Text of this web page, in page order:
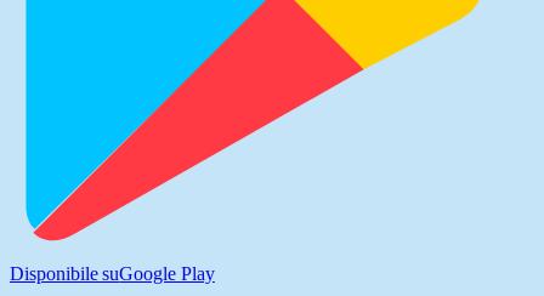
Disponibile suGoogle Play